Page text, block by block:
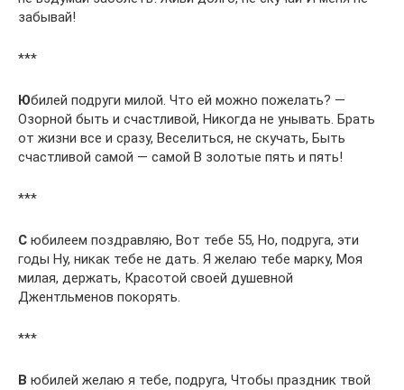
забывай!
***
Юбилей подруги милой. Что ей можно пожелать? —
Озорной быть и счастливой, Никогда не унывать. Брать
от жизни все и сразу, Веселиться, не скучать, Быть
счастливой самой — самой В золотые пять и пять!
***
С юбилеем поздравляю, Вот тебе 55, Но, подруга, эти
годы Ну, никак тебе не дать. Я желаю тебе марку, Моя
милая, держать, Красотой своей душевной
Джентльменов покорять.
***
В юбилей желаю я тебе, подруга, Чтобы праздник твой